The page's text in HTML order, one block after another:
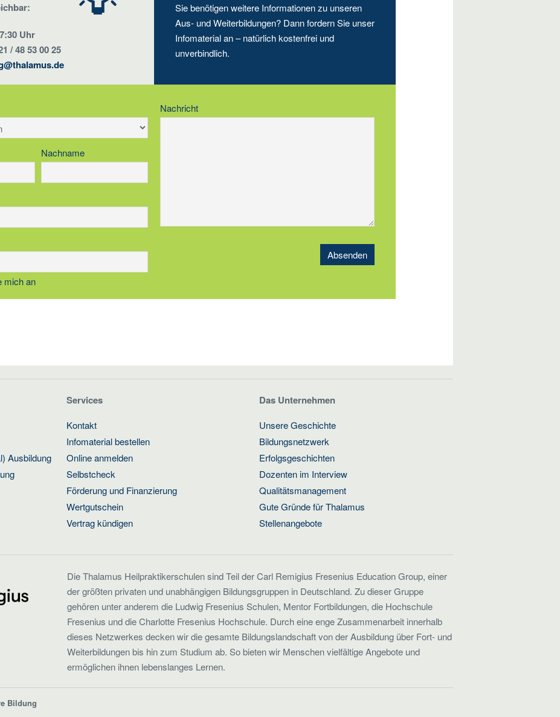
Uhr
/ 48 53 00 25
Sie benötigen weitere Informationen zu unseren
Aus- und Weiterbildungen? Dann fordern Sie unser
Infomaterial an – natürlich kostenfrei und
unverbindlich.
Nachname
mich an
Nachricht
Absenden
Ausbildung
Services
Kontakt
Infomaterial bestellen
Online anmelden
Selbstcheck
Förderung und Finanzierung
Wertgutschein
Vertrag kündigen
Das Unternehmen
Unsere Geschichte
Bildungsnetzwerk
Erfolgsgeschichten
Dozenten im Interview
Qualitätsmanagement
Gute Gründe für Thalamus
Stellenangebote
Die Thalamus Heilpraktikerschulen sind Teil der Carl Remigius Fresenius Education Group, einer
der größten privaten und unabhängigen Bildungsgruppen in Deutschland. Zu dieser Gruppe
gehören unter anderem die Ludwig Fresenius Schulen, Mentor Fortbildungen, die Hochschule
Fresenius und die Charlotte Fresenius Hochschule. Durch eine enge Zusammenarbeit innerhalb
dieses Netzwerkes decken wir die gesamte Bildungslandschaft von der Ausbildung über Fort- und
Weiterbildungen bis hin zum Studium ab. So bieten wir Menschen vielfältige Angebote und
ermöglichen ihnen lebenslanges Lernen.
Bildung